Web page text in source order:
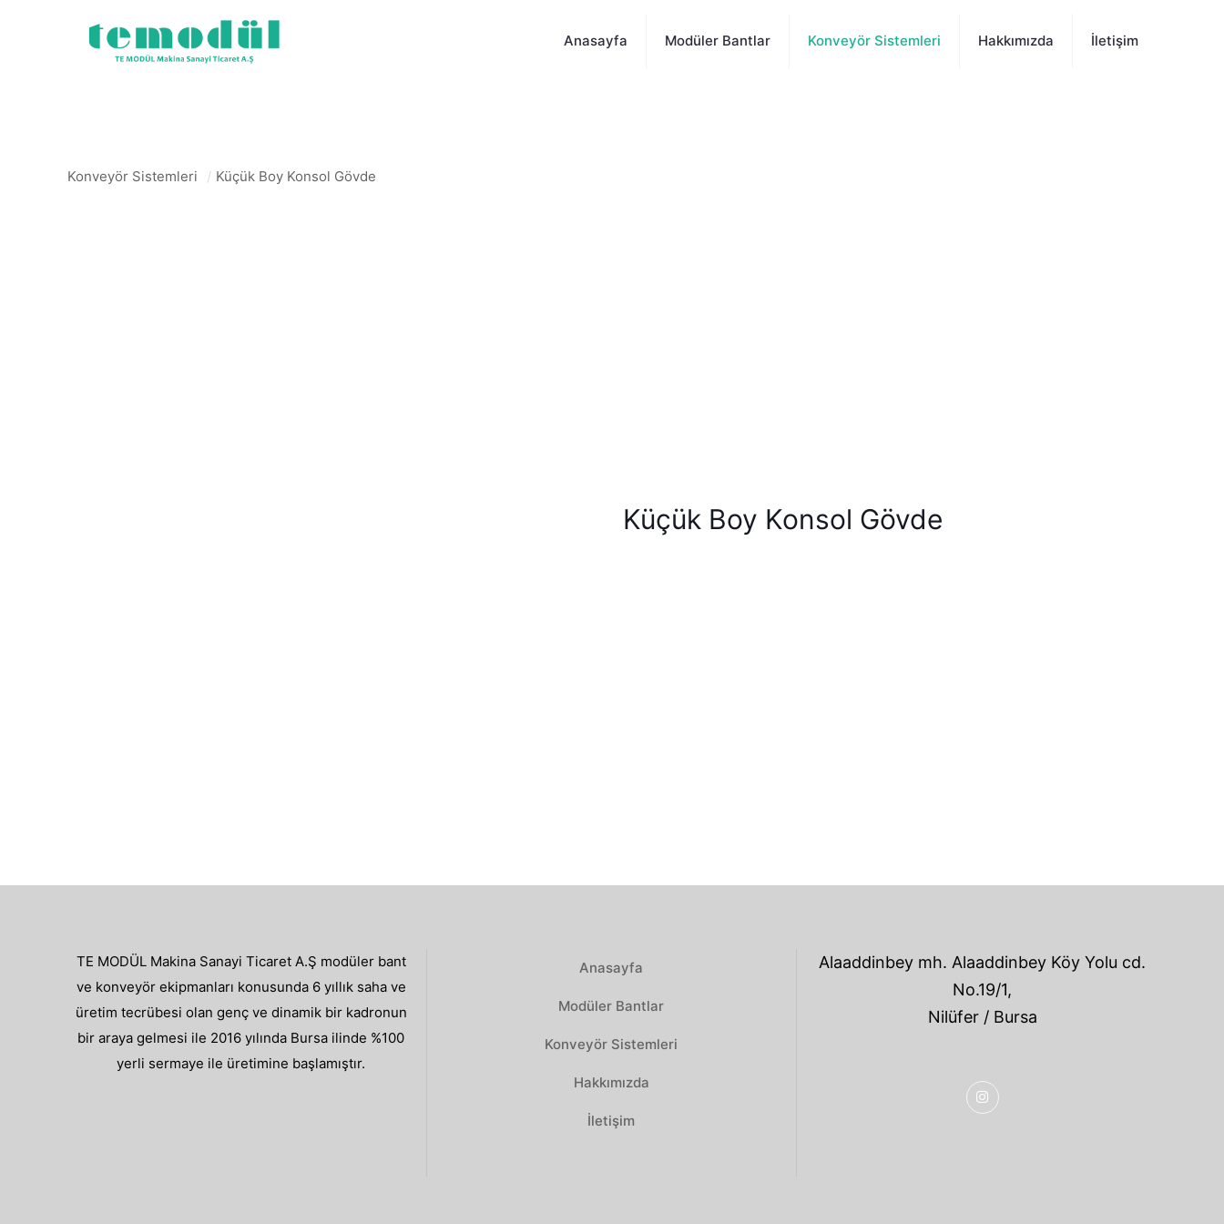
Anasayfa Modüler Bantlar Konveyör Sistemleri Hakkımızda İletişim
Konveyör Sistemleri / Küçük Boy Konsol Gövde
Küçük Boy Konsol Gövde
TE MODÜL Makina Sanayi Ticaret A.Ş modüler bant
ve konveyör ekipmanları konusunda 6 yıllık saha ve
üretim tecrübesi olan genç ve dinamik bir kadronun
bir araya gelmesi ile 2016 yılında Bursa ilinde %100
yerli sermaye ile üretimine başlamıştır.
Anasayfa
Modüler Bantlar
Konveyör Sistemleri
Hakkımızda
İletişim
Alaaddinbey mh. Alaaddinbey Köy Yolu cd.
No.19/1,
Nilüfer / Bursa